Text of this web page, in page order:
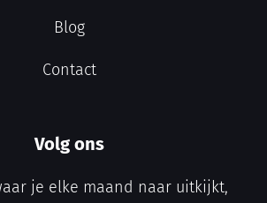
Blog
Contact
Volg ons
je elke maand naar uitkijkt,